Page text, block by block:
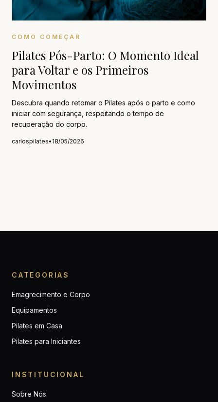
COMO COMEÇAR
Pilates Pós-Parto: O Momento Ideal
para Voltar e os Primeiros
Movimentos
Descubra quando retomar o Pilates após o parto e como
iniciar com segurança, respeitando o tempo de
recuperação do corpo.
carlospilates• 18/05/2026
CATEGORIAS
Emagrecimento e Corpo
Equipamentos
Pilates em Casa
Pilates para Iniciantes
INSTITUCIONAL
Sobre Nós